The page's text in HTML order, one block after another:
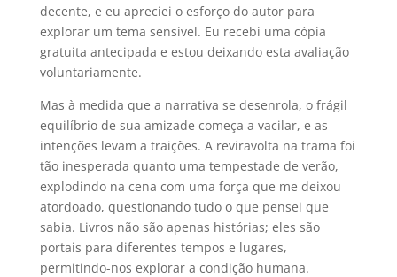
decente, e eu apreciei o esforço do autor para
explorar um tema sensível. Eu recebi uma cópia
gratuita antecipada e estou deixando esta avaliação
voluntariamente.
Mas à medida que a narrativa se desenrola, o frágil
equilíbrio de sua amizade começa a vacilar, e as
intenções levam a traições. A reviravolta na trama foi
tão inesperada quanto uma tempestade de verão,
explodindo na cena com uma força que me deixou
atordoado, questionando tudo o que pensei que
sabia. Livros não são apenas histórias; eles são
portais para diferentes tempos e lugares,
permitindo-nos explorar a condição humana.